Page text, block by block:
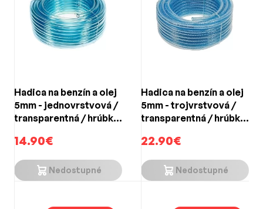
Hadica na benzín a olej
5mm - jednovrstvová /
transparentná / hrúbka
14.90€
Nedostupné
Hadica na benzín a olej
5mm - trojvrstvová /
transparentná / hrúbka
(25m)
22.90€
Nedostupné